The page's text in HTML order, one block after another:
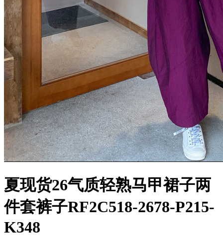
夏现货26气质轻熟马甲裙子两
件套裤子RF2C518-2678-P215-
K348